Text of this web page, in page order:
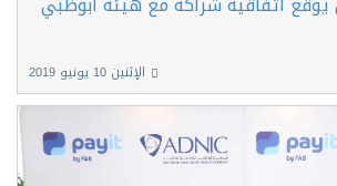
الإثنين 10 يونيو 2019